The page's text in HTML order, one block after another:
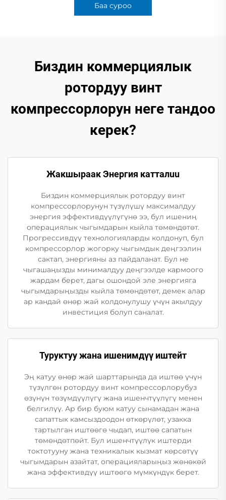
Баа суроо
Биздин коммерциялык
ротордуу винт
компрессорлорун неге тандоо
керек?
Жакшыраак Энергия катталuu
Биздин коммерциялык ротордуу винт
компрессорлорунун түзүлүшү максималдуу
энергия эффективдүүлүгүнө ээ, бул ишениң
операциялык чыгымдарын кыйла төмөндөтөт.
Прогрессивдүү технологияларды колдонуп, бул
компрессорлор жогорку чыгымдык деңгээлин
сактап, энергияны аз пайдаланат. Бул не
чыгашаңызды минималдуу деңгээлде кармоого
жардам берет, дагы ошондой эле энергияга
чыгымдарыңызды кыйла төмөндөтөт, демек алар
ар кандай өнөр жай колдонулушу үчүн акылдуу
инвестиция болуп саналат.
Туруктуу жана ишенимдүү иштейт
Эң катуу өнөр жай шарттарында да иштөө үчүн
түзүлгөн ротордуу винт компрессорлорубуз
өзүнүн төзүмдүүлүгү жана ишенчтүүлүгү менен
белгилүү. Ар бир буюм катуу сынамадан жана
сапаттык камсыздоодон өткөрүлөт, узакка
тартылган иштөөгө чыдап, иштөө сапатын
төмөндөтпөйт. Бул ишенчтүүлүк иштерди
токтотууну жана техникалык кызмат көрсөтүү
чыгымдарын азайтат, операцияларыңыз жөнөкөй
жана эффективдүү иштөөгө мүмкүндүк берет.